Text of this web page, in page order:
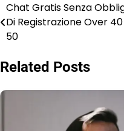
Post
navigation
Chat Gratis Senza
Di Registrazione Over 40
50
Related Posts